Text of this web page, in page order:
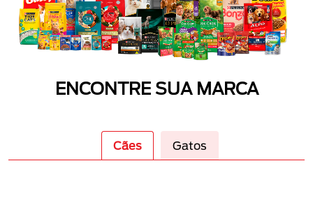
ENCONTRE SUA MARCA
Cães Gatos